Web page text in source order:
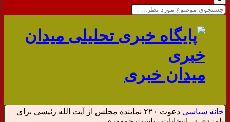
میدان خبری
خانه سیاسی
دعوت ۲۲۰ نماینده مجلس از آیت الله رئیسی برای